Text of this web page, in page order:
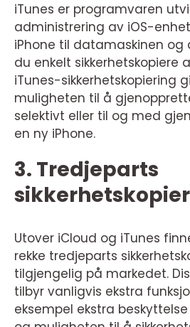
iTunes er programvaren
administrering av iOS-
iPhone til datamaskinen og
du enkelt sikkerhetskopiere
iTunes-sikkerhetskopiering
muligheten til å
selektivt eller til og med
en ny iPhone.
3. Tredjeparts
Utover iCloud og iTunes
rekke tredjeparts
tilgjengelig på markedet.
tilbyr vanligvis ekstra
eksempel ekstra